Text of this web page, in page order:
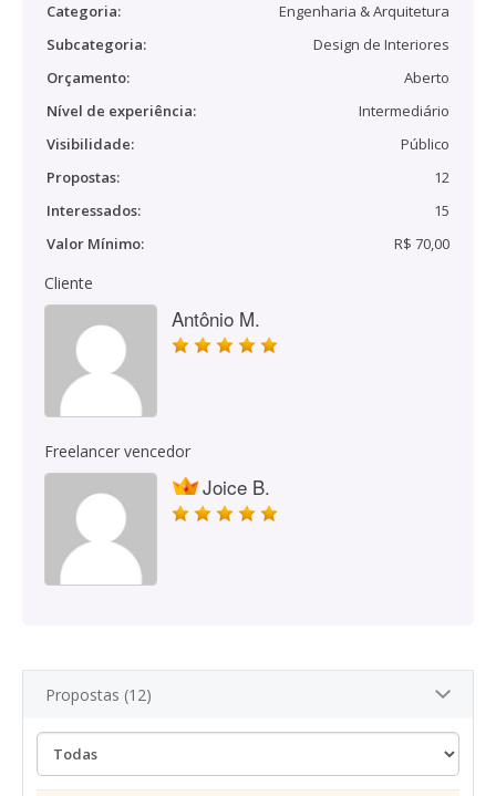
Categoria:
Engenharia & Arquitetura
Subcategoria:
Design de Interiores
Orçamento:
Aberto
Nível de experiência:
Intermediário
Visibilidade:
Público
Propostas:
12
Interessados:
15
Valor Mínimo:
R$ 70,00
Cliente
Antônio M.
Freelancer vencedor
Joice B.
Propostas (12)